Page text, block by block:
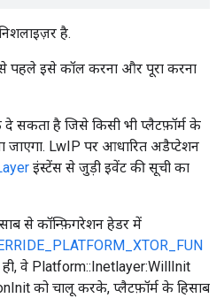
है.
पहले इसे कॉल करना और पूरा करना
सकता है जिसे किसी भी प्लैटफ़ॉर्म के
LwIP पर आधारित अडैप्टेशन
इंस्टेंस से जुड़ी इवेंट की सूची का
से कॉन्फ़िगरेशन हेडर में
वे Platform::Inetlayer:WillInit
को चालू करके, प्लैटफ़ॉर्म के हिसाब